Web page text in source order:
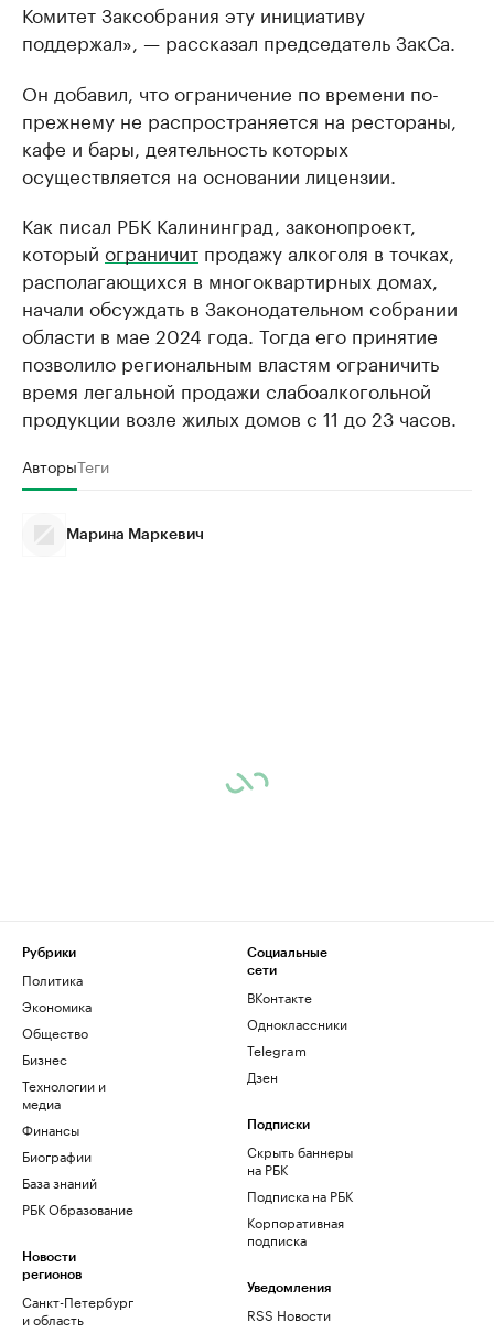
Комитет Заксобрания эту инициативу
поддержал», — рассказал председатель ЗакСа.
Он добавил, что ограничение по времени по-
прежнему не распространяется на рестораны,
кафе и бары, деятельность которых
осуществляется на основании лицензии.
Как писал РБК Калининград, законопроект,
который ограничит продажу алкоголя в точках,
располагающихся в многоквартирных домах,
начали обсуждать в Законодательном собрании
области в мае 2024 года. Тогда его принятие
позволило региональным властям ограничить
время легальной продажи слабоалкогольной
продукции возле жилых домов с 11 до 23 часов.
АвторыТеги
Марина Маркевич
Рубрики
Политика
Экономика
Общество
Бизнес
Технологии и
медиа
Финансы
Биографии
База знаний
РБК Образование
Новости
регионов
Санкт-Петербург
и область
Социальные
сети
ВКонтакте
Одноклассники
Telegram
Дзен
Подписки
Скрыть баннеры
на РБК
Подписка на РБК
Корпоративная
подписка
Уведомления
RSS Новости